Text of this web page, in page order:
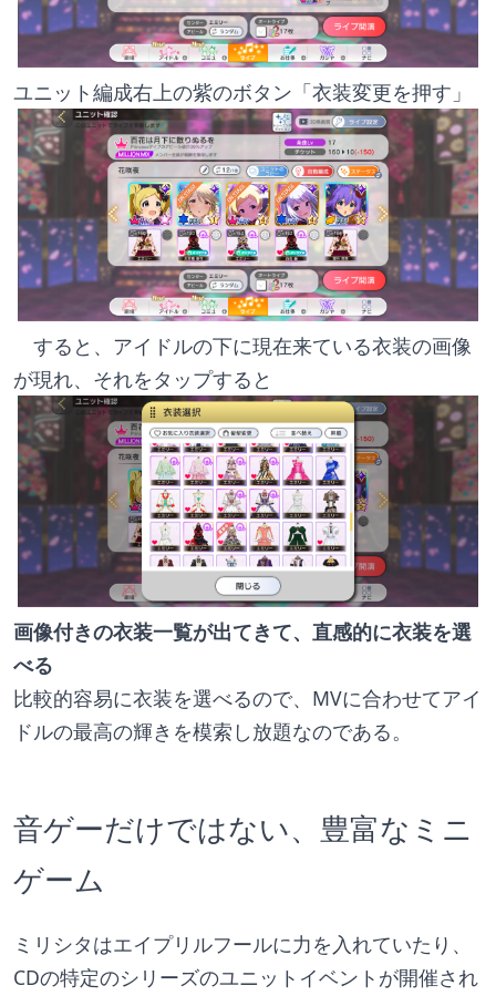
ユニット編成右上の紫のボタン「衣装変更を押す」
すると、アイドルの下に現在来ている衣装の画像
が現れ、それをタップすると
画像付きの衣装一覧が出てきて、直感的に衣装を選
べる
比較的容易に衣装を選べるので、MVに合わせてアイ
ドルの最高の輝きを模索し放題なのである。
音ゲーだけではない、豊富なミニ
ゲーム
ミリシタはエイプリルフールに力を入れていたり、
CDの特定のシリーズのユニットイベントが開催され